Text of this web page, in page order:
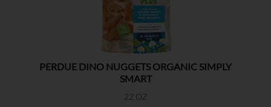
PERDUE DINO NUGGETS ORGANIC SIMPLY
SMART
22 OZ